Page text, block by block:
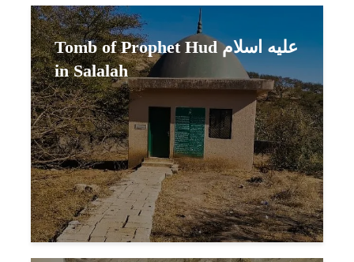
Tomb of Prophet Hud عليه اسلام
in Salalah